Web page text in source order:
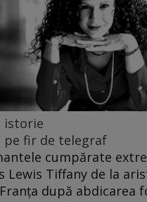
istorie
pe fir de telegraf
cumpărate
Lewis Tiffany de la
după abdicarea